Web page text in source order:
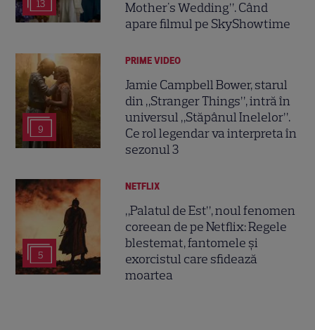
13
Mother's Wedding”. Când
apare filmul pe SkyShowtime
9
PRIME VIDEO
Jamie Campbell Bower, starul
din „Stranger Things”, intră în
universul „Stăpânul Inelelor”.
Ce rol legendar va interpreta în
sezonul 3
5
NETFLIX
„Palatul de Est”, noul fenomen
coreean de pe Netflix: Regele
blestemat, fantomele și
exorcistul care sfidează
moartea